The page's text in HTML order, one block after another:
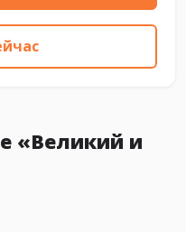
«Великий и